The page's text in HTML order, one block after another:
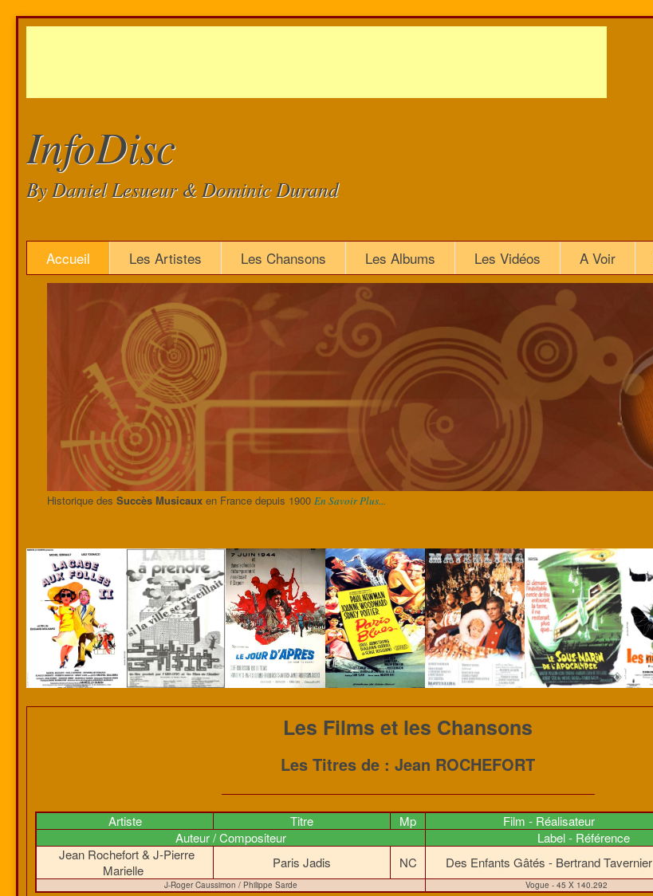
InfoDisc
By Daniel Lesueur & Dominic Durand
Accueil Les Artistes Les Chansons Les Albums Les Vidéos A Voir
Historique des Succès Musicauxen France depuis 1900 En Savoir Plus...
Les Films et les Chansons
Les Titres de : Jean ROCHEFORT
Artiste Titre Mp Film - Réalisateur
Auteur / Compositeur
Label - Référence
Jean Rochefort & J-Pierre
Marielle
Paris Jadis NC Des Enfants Gâtés - Bertrand Tavernier
J-Roger Caussimon / Philippe Sarde Vogue - 45 X 140.292